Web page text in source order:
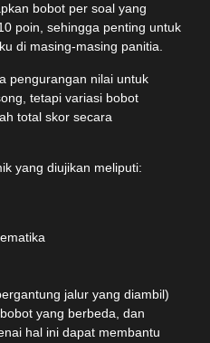
bobot per soal yang
poin, sehingga penting untuk
di masing-masing panitia.
pengurangan nilai untuk
tetapi variasi bobot
total skor secara
yang diujikan meliputi:
jalur yang diambil)
yang berbeda, dan
hal ini dapat membantu